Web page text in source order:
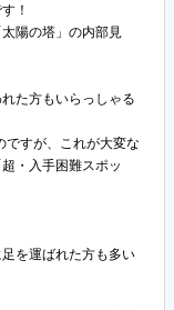
！
陽の塔」の内部見
た方もいらっしゃる
ですが、これが大変な
・入手困難スポッ
を運ばれた方も多い